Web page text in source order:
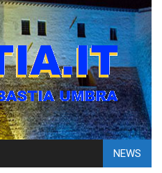
NEWS